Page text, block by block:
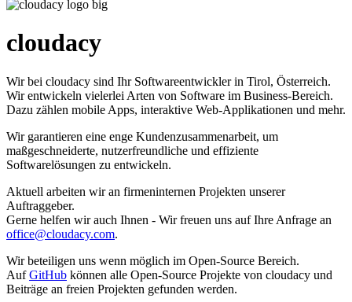
cloudacy
Wir bei cloudacy sind Ihr Softwareentwickler in Tirol, Österreich.
Wir entwickeln vielerlei Arten von Software im Business-Bereich.
Dazu zählen mobile Apps, interaktive Web-Applikationen und mehr.
Wir garantieren eine enge Kunden­zusammen­arbeit, um
maßgeschneiderte, nutzerfreundliche und effiziente
Softwarelösungen zu entwickeln.
Aktuell arbeiten wir an firmeninternen Projekten unserer
Auftraggeber.
Gerne helfen wir auch Ihnen - Wir freuen uns auf Ihre Anfrage an
office@cloudacy.com.
Wir beteiligen uns wenn möglich im Open-Source Bereich.
AufGitHub können alle Open-Source Projekte von cloudacy und
Beiträge an freien Projekten gefunden werden.